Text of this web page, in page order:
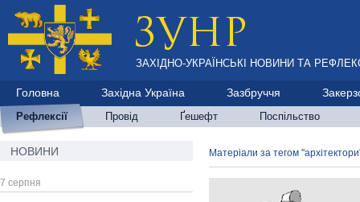
ЗАХІДНО-УКРАЇНСЬКІ НОВИНИ ТА
Головна Західна Україна Зазбруччя
Рефлексії Провід Ґешефт Поспільство
НОВИНИ
7 серпня
Матеріали за тегом